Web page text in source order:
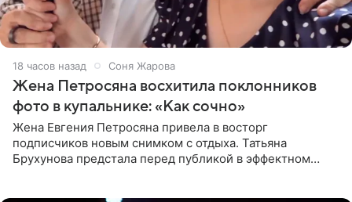
18 часов назад Соня Жарова
Жена Петросяна восхитила поклонников
фото в купальнике: «Как сочно»
Жена Евгения Петросяна привела в восторг
подписчиков новым снимком с отдыха. Татьяна
Брухунова предстала перед публикой в эффектном